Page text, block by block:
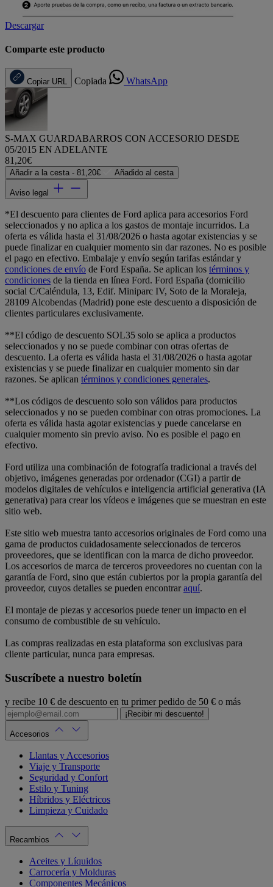
Descargar
Comparte este producto
Copiar URL Copiada WhatsApp
S-MAX GUARDABARROS CON ACCESORIO DESDE
05/2015 EN ADELANTE
81,20€
Añadir a la cesta - 81,20€ Añadido al cesta
Aviso legal
*El descuento para clientes de Ford aplica para accesorios Ford
seleccionados y no aplica a los gastos de montaje incurridos. La
oferta es válida hasta el 31/08/2026 o hasta agotar existencias y se
puede finalizar en cualquier momento sin dar razones. No es posible
el pago en efectivo. Embalaje y envío según tarifas estándar y
condiciones de envío de Ford España. Se aplican los términos y
condiciones de la tienda en línea Ford. Ford España (domicilio
social C/Caléndula, 13, Edif. Miniparc IV, Soto de la Moraleja,
28109 Alcobendas (Madrid) pone este descuento a disposición de
clientes particulares exclusivamente.
**El código de descuento SOL35 solo se aplica a productos
seleccionados y no se puede combinar con otras ofertas de
descuento. La oferta es válida hasta el 31/08/2026 o hasta agotar
existencias y se puede finalizar en cualquier momento sin dar
razones. Se aplican términos y condiciones generales.
**Los códigos de descuento solo son válidos para productos
seleccionados y no se pueden combinar con otras promociones. La
oferta es válida hasta agotar existencias y puede cancelarse en
cualquier momento sin previo aviso. No es posible el pago en
efectivo.
Ford utiliza una combinación de fotografía tradicional a través del
objetivo, imágenes generadas por ordenador (CGI) a partir de
modelos digitales de vehículos e inteligencia artificial generativa (IA
generativa) para crear los vídeos e imágenes que se muestran en este
sitio web.
Este sitio web muestra tanto accesorios originales de Ford como una
gama de productos cuidadosamente seleccionados de terceros
proveedores, que se identifican con la marca de dicho proveedor.
Los accesorios de marca de terceros proveedores no cuentan con la
garantía de Ford, sino que están cubiertos por la propia garantía del
proveedor, cuyos detalles se pueden encontraraquí.
El montaje de piezas y accesorios puede tener un impacto en el
consumo de combustible de su vehículo.
Las compras realizadas en esta plataforma son exclusivas para
cliente particular, nunca para empresas.
Suscríbete a nuestro boletín
y recibe 10 € de descuento en tu primer pedido de 50 € o más
¡Recibir mi descuento!
Accesorios
Llantas y Accesorios
Viaje y Transporte
Seguridad y Confort
Estilo y Tuning
Híbridos y Eléctricos
Limpieza y Cuidado
Recambios
Aceites y Líquidos
Carrocería y Molduras
Componentes Mecánicos